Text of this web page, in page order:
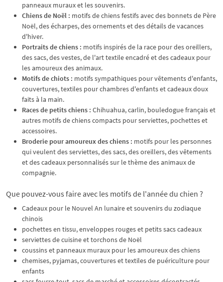
panneaux muraux et les souvenirs.
Chiens de Noël : motifs de chiens festifs avec des bonnets de Père
Noël, des écharpes, des ornements et des détails de vacances
d'hiver.
Portraits de chiens : motifs inspirés de la race pour des oreillers,
des sacs, des vestes, de l'art textile encadré et des cadeaux pour
les amoureux des animaux.
Motifs de chiots : motifs sympathiques pour vêtements d'enfants,
couvertures, textiles pour chambres d'enfants et cadeaux doux
faits à la main.
Races de petits chiens : Chihuahua, carlin, bouledogue français et
autres motifs de chiens compacts pour serviettes, pochettes et
accessoires.
Broderie pour amoureux des chiens : motifs pour les personnes
qui veulent des serviettes, des sacs, des oreillers, des vêtements
et des cadeaux personnalisés sur le thème des animaux de
compagnie.
Que pouvez-vous faire avec les motifs de l'année du chien ?
Cadeaux pour le Nouvel An lunaire et souvenirs du zodiaque
chinois
pochettes en tissu, enveloppes rouges et petits sacs cadeaux
serviettes de cuisine et torchons de Noël
coussins et panneaux muraux pour les amoureux des chiens
chemises, pyjamas, couvertures et textiles de puériculture pour
enfants